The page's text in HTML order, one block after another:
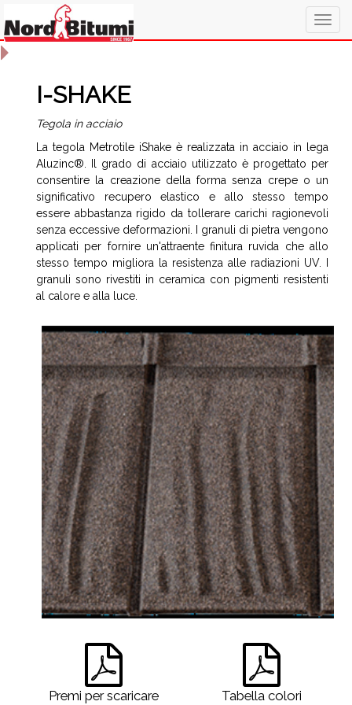
I-SHAKE
Tegola in acciaio
La tegola Metrotile iShake è realizzata in acciaio in lega
Aluzinc®. Il grado di acciaio utilizzato è progettato per
consentire la creazione della forma senza crepe o un
significativo recupero elastico e allo stesso tempo
essere abbastanza rigido da tollerare carichi ragionevoli
senza eccessive deformazioni. I granuli di pietra vengono
applicati per fornire un'attraente finitura ruvida che allo
stesso tempo migliora la resistenza alle radiazioni UV. I
granuli sono rivestiti in ceramica con pigmenti resistenti
al calore e alla luce.
Premi per scaricare Tabella colori